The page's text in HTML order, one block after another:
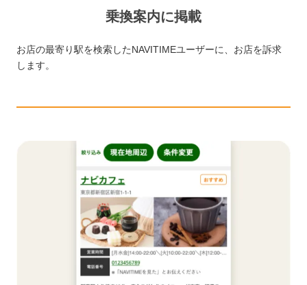
乗換案内に掲載
お店の最寄り駅を検索したNAVITIMEユーザーに、お店を訴求
します。